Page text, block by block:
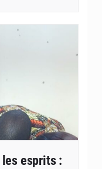
esprits :